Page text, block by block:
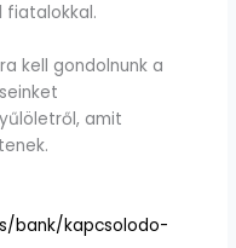
fiatalokkal.
kell gondolnunk a
amit
bank/kapcsolodo-